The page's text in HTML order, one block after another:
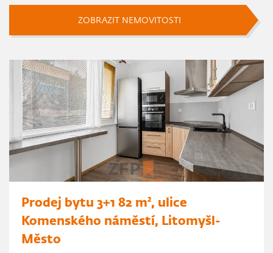
ZOBRAZIT NEMOVITOSTI
Prodej bytu 3+1 82 m², ulice
Komenského náměstí, Litomyšl-
Město